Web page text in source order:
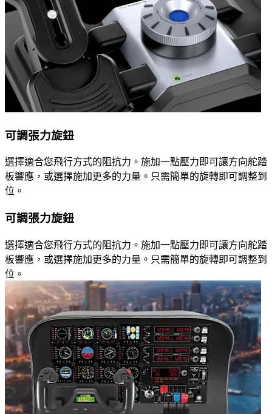
可調張力旋鈕
選擇適合您飛行方式的阻抗力。施加一點壓力即可讓方向舵踏
板響應，或選擇施加更多的力量。只需簡單的旋轉即可調整到
位。
可調張力旋鈕
選擇適合您飛行方式的阻抗力。施加一點壓力即可讓方向舵踏
板響應，或選擇施加更多的力量。只需簡單的旋轉即可調整到
位。